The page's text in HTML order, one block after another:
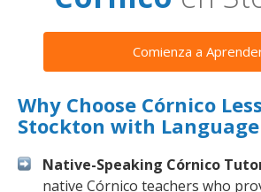
Comienza a
Why Choose Córnico
Stockton with
Native-Speaking Córnico
native Córnico teachers who